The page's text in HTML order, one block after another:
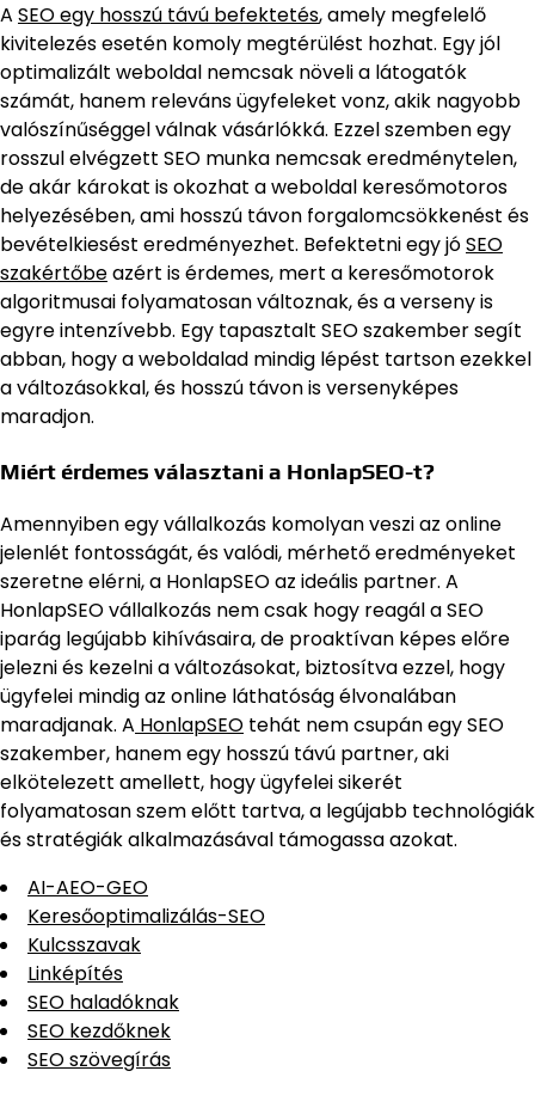
A SEO egy hosszú távú befektetés, amely megfelelő
kivitelezés esetén komoly megtérülést hozhat. Egy jól
optimalizált weboldal nemcsak növeli a látogatók
számát, hanem releváns ügyfeleket vonz, akik nagyobb
valószínűséggel válnak vásárlókká. Ezzel szemben egy
rosszul elvégzett SEO munka nemcsak eredménytelen,
de akár károkat is okozhat a weboldal keresőmotoros
helyezésében, ami hosszú távon forgalomcsökkenést és
bevételkiesést eredményezhet. Befektetni egy jóSEO
szakértőbeazért is érdemes, mert a keresőmotorok
algoritmusai folyamatosan változnak, és a verseny is
egyre intenzívebb. Egy tapasztalt SEO szakember segít
abban, hogy a weboldalad mindig lépést tartson ezekkel
a változásokkal, és hosszú távon is versenyképes
maradjon.
Miért érdemes választani a HonlapSEO-t?
Amennyiben egy vállalkozás komolyan veszi az online
jelenlét fontosságát, és valódi, mérhető eredményeket
szeretne elérni, a HonlapSEO az ideális partner. A
HonlapSEO vállalkozás nem csak hogy reagál a SEO
iparág legújabb kihívásaira, de proaktívan képes előre
jelezni és kezelni a változásokat, biztosítva ezzel, hogy
ügyfelei mindig az online láthatóság élvonalában
maradjanak. A HonlapSEO tehát nem csupán egy SEO
szakember, hanem egy hosszú távú partner, aki
elkötelezett amellett, hogy ügyfelei sikerét
folyamatosan szem előtt tartva, a legújabb technológiák
és stratégiák alkalmazásával támogassa azokat.
AI-AEO-GEO
Keresőoptimalizálás-SEO
Kulcsszavak
Linképítés
SEO haladóknak
SEO kezdőknek
SEO szövegírás